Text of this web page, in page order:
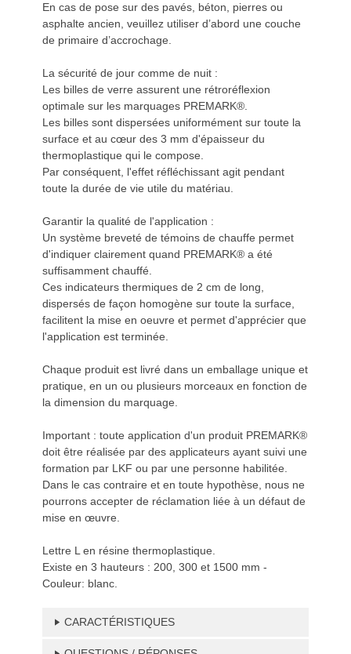
En cas de pose sur des pavés, béton, pierres ou
asphalte ancien, veuillez utiliser d’abord une couche
de primaire d’accrochage.
La sécurité de jour comme de nuit :
Les billes de verre assurent une rétroréflexion
optimale sur les marquages PREMARK®.
Les billes sont dispersées uniformément sur toute la
surface et au cœur des 3 mm d'épaisseur du
thermoplastique qui le compose.
Par conséquent, l'effet réfléchissant agit pendant
toute la durée de vie utile du matériau.
Garantir la qualité de l'application :
Un système breveté de témoins de chauffe permet
d'indiquer clairement quand PREMARK® a été
suffisamment chauffé.
Ces indicateurs thermiques de 2 cm de long,
dispersés de façon homogène sur toute la surface,
facilitent la mise en oeuvre et permet d'apprécier que
l'application est terminée.
Chaque produit est livré dans un emballage unique et
pratique, en un ou plusieurs morceaux en fonction de
la dimension du marquage.
Important : toute application d'un produit PREMARK®
doit être réalisée par des applicateurs ayant suivi une
formation par LKF ou par une personne habilitée.
Dans le cas contraire et en toute hypothèse, nous ne
pourrons accepter de réclamation liée à un défaut de
mise en œuvre.
Lettre L en résine thermoplastique.
Existe en 3 hauteurs : 200, 300 et 1500 mm -
Couleur: blanc.
CARACTÉRISTIQUES